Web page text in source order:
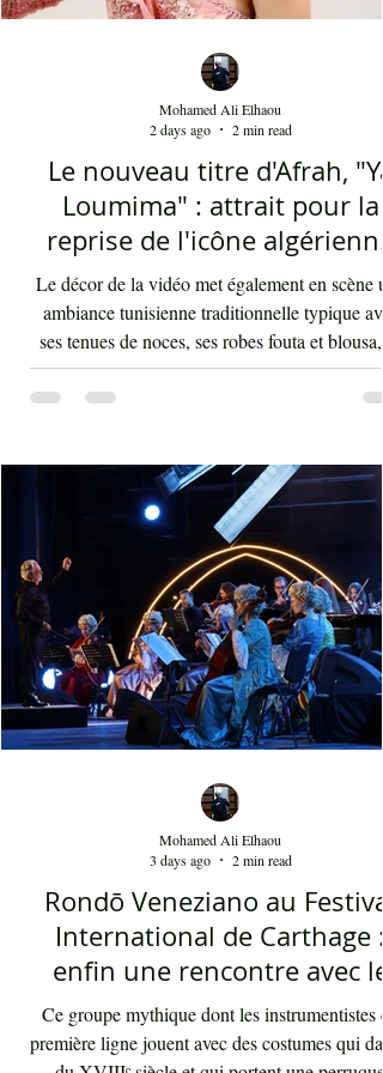
Le nouveau titre d'Afrah, "Ya
Loumima" : attrait pour la
reprise de l'icône algérienne
Rabah Driassa
Le décor de la vidéo met également en scène
ambiance tunisienne traditionnelle typique
de beauté, ainsi que la foule attirée et entraînée
cette célébration, comprenant notamment les
youyous, les larmes de bonheur et les
applaudissements sincères. "Ya Loumima"
sans doute, à capturer toute l'ambivalence de
moment précieux grâce à une performance
Mohamed Ali Elhaou
2 days ago
2 min read
Rondō Veneziano au Festival
International de Carthage :
enfin une rencontre avec le
Mohamed Ali Elhaou
3 days ago
2 min read